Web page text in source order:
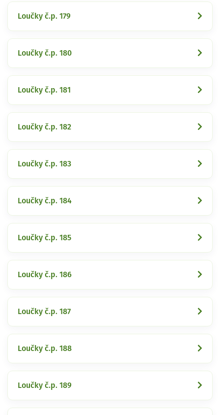
Loučky č.p. 179
Loučky č.p. 180
Loučky č.p. 181
Loučky č.p. 182
Loučky č.p. 183
Loučky č.p. 184
Loučky č.p. 185
Loučky č.p. 186
Loučky č.p. 187
Loučky č.p. 188
Loučky č.p. 189